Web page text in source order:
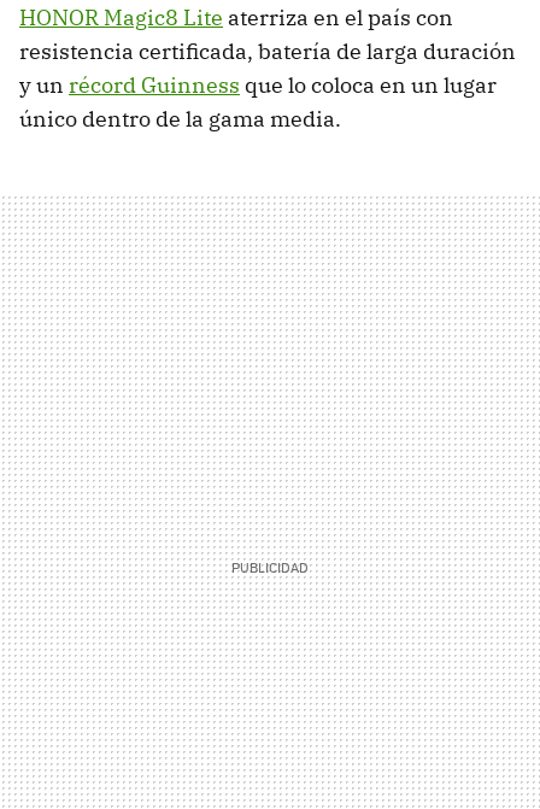
HONOR Magic8 Lite aterriza en el país con
resistencia certificada, batería de larga duración
y un récord Guinness que lo coloca en un lugar
único dentro de la gama media.